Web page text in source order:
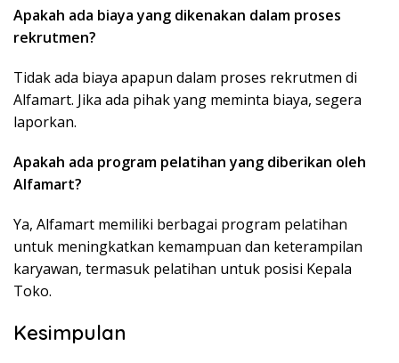
Apakah ada biaya yang dikenakan dalam proses
rekrutmen?
Tidak ada biaya apapun dalam proses rekrutmen di
Alfamart. Jika ada pihak yang meminta biaya, segera
laporkan.
Apakah ada program pelatihan yang diberikan oleh
Alfamart?
Ya, Alfamart memiliki berbagai program pelatihan
untuk meningkatkan kemampuan dan keterampilan
karyawan, termasuk pelatihan untuk posisi Kepala
Toko.
Kesimpulan